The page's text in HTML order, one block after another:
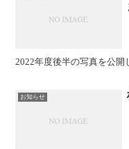
2022年度後半の写真を公開
お知らせ